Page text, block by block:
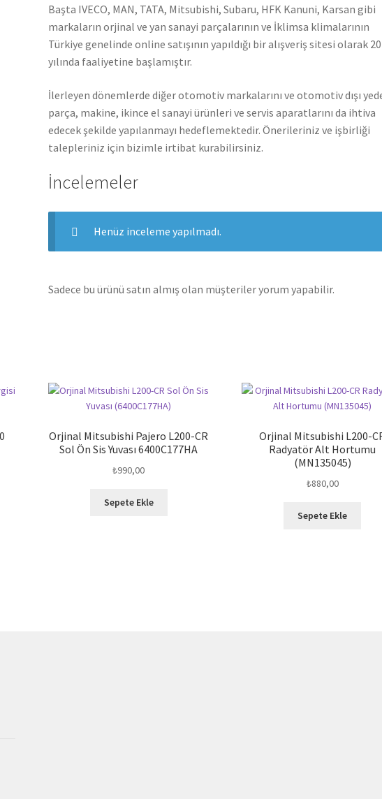
Başta IVECO, MAN, TATA, Mitsubishi, Subaru, HFK Kanuni, Karsan gibi
markaların orjinal ve yan sanayi parçalarının ve İklimsa klimalarının
Türkiye genelinde online satışının yapıldığı bir alışveriş sitesi olarak
yılında faaliyetine başlamıştır.
İlerleyen dönemlerde diğer otomotiv markalarını ve otomotiv dışı
parça, makine, ikince el sanayi ürünleri ve servis aparatlarını da ihtiva
edecek şekilde yapılanmayı hedeflemektedir. Önerileriniz ve işbirliği
talepleriniz için bizimle irtibat kurabilirsiniz.
İncelemeler
Henüz inceleme yapılmadı.
Sadece bu ürünü satın almış olan müşteriler yorum yapabilir.
Orjinal Mitsubishi Pajero L200-CR
Sol Ön Sis Yuvası 6400C177HA
₺990,00
Sepete Ekle
Orjinal Mitsubishi L200-
Radyatör Alt Hortumu
(MN135045)
₺880,00
Sepete Ekle